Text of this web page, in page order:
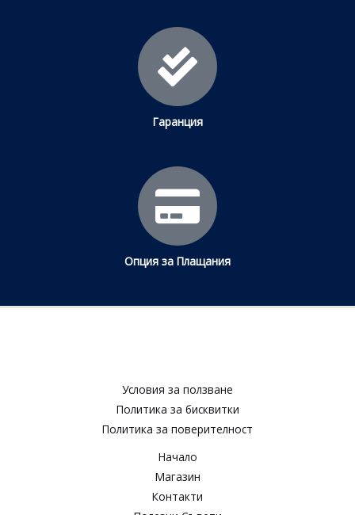
Гаранция
Опция за Плащания
Условия за ползване​
Политика за бисквитки​
Политика за поверителност​
Начало
Магазин
Контакти